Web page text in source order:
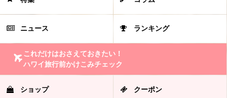
ニュース ランキング
これだけはおさえておきたい！
ハワイ旅行前かけこみチェック
ショップ クーポン